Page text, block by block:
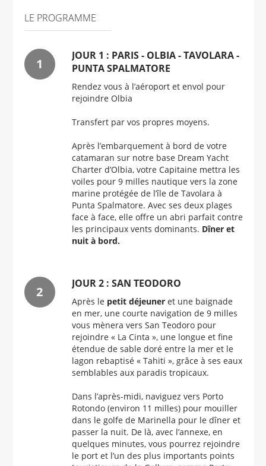
LE PROGRAMME
JOUR 1 : PARIS - OLBIA - TAVOLARA -
PUNTA SPALMATORE
Rendez vous à l’aéroport et envol pour
rejoindre Olbia
Transfert par vos propres moyens.
Après l’embarquement à bord de votre
catamaran sur notre base Dream Yacht
Charter d’Olbia, votre Capitaine mettra les
voiles pour 9 milles nautique vers la zone
marine protégée de l’île de Tavolara à
Punta Spalmatore. Avec ses deux plages
face à face, elle offre un abri parfait contre
les principaux vents dominants. Dîner et
nuit à bord.
JOUR 2 : SAN TEODORO
Après le petit déjeuneret une baignade
en mer, une courte navigation de 9 milles
vous mènera vers San Teodoro pour
rejoindre « La Cinta », une longue et fine
étendue de sable doré entre la mer et le
lagon rebaptisé « Tahiti », grâce à ses eaux
semblables aux paradis tropicaux.
Dans l’après-midi, naviguez vers Porto
Rotondo (environ 11 milles) pour mouiller
dans le golfe de Marinella pour le dîner et
passer la nuit. De là, avec l’annexe, en
quelques minutes, vous pourrez rejoindre
le port et l’un des plus importants points